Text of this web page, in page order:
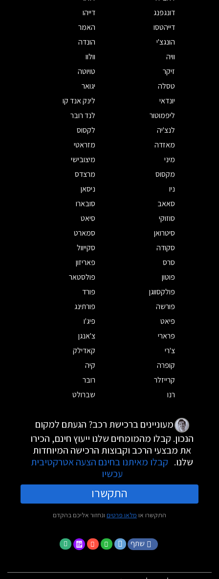
דונגפנג
דייהו
דייהטסו
האמר
הונגצ'י
הונדה
וויה
וולוו
זיקר
טויוטה
טסלה
יגואר
יונדאי
לינק אנד קו
ליפמוטור
לנד רובר
לנצ'יה
לקסוס
מאזדה
מזראטי
מיני
מיצובישי
מקסוס
מרצדס
ניו
ניסאן
סאאב
סובארו
סוזוקי
סיאט
סיטרואן
סמארט
סקודה
סקייוול
סרס
פאריזון
פוטון
פולסטאר
פולקסווגן
פורד
פורשה
פורתינג
פיאט
פיג'ו
פרארי
צ'אנגן
צ'רי
קאדילק
קופרה
קיה
קרייזלר
רובר
רנו
שברולט
מעוניינים ברכישת רכב? הגעתם למקום
הנכון. קבלו מהמומחים שלנו ייעוץ חינם, הכירו
את מבצעי הרכב וקבוצות הרכישה המיוחדות
שלנו. קבלו מאיתנו בחינם הצעה אטרקטיבית
עכשיו
התקשרו
התקשרו או מלאו פרטים ונחזור אליכם בהקדם
שתף